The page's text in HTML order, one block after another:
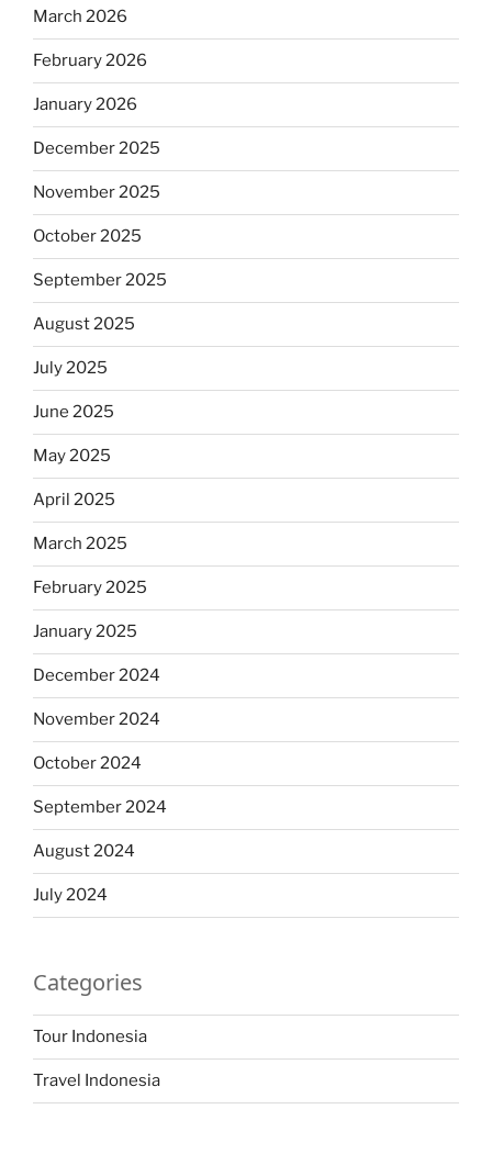
March 2026
February 2026
January 2026
December 2025
November 2025
October 2025
September 2025
August 2025
July 2025
June 2025
May 2025
April 2025
March 2025
February 2025
January 2025
December 2024
November 2024
October 2024
September 2024
August 2024
July 2024
Categories
Tour Indonesia
Travel Indonesia